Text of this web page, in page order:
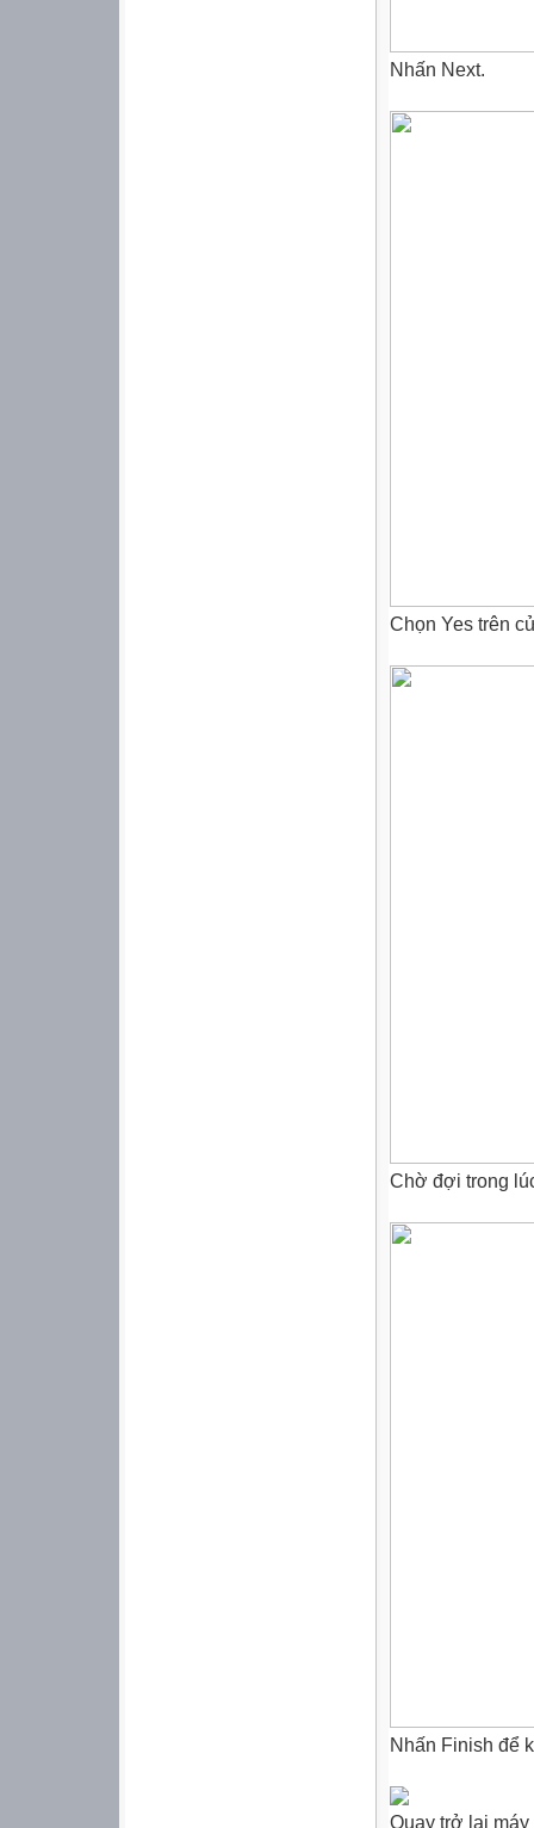
Nhấn Next.
Chọn Yes trên
Chờ đợi trong
Nhấn Finish để
Quay trở lại